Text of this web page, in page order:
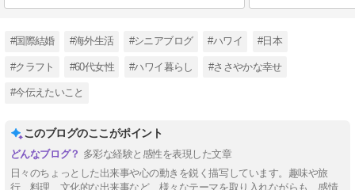
#国際結婚 #海外生活 #シニアブログ #ハワイ #日本
#クラフト #60代女性 #ハワイ暮らし #ささやかな幸せ
#今伝えたいこと
このブログのここがポイント
多彩な経験と感性を表現した文章
日々のちょっとした出来事や心の動きを鋭く描写しています。趣味や旅
行、料理、文化的な出来事など、様々なテーマを取り入れながらも、感情